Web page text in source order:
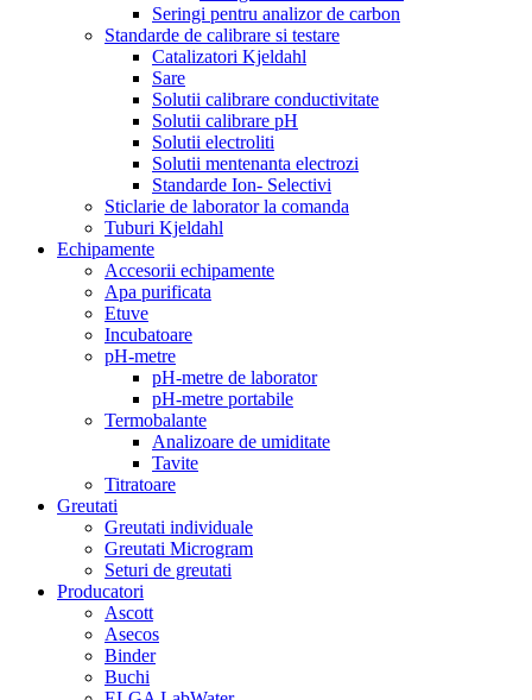
Seringi pentru analizor de carbon
Standarde de calibrare si testare
Catalizatori Kjeldahl
Sare
Solutii calibrare conductivitate
Solutii calibrare pH
Solutii electroliti
Solutii mentenanta electrozi
Standarde Ion- Selectivi
Sticlarie de laborator la comanda
Tuburi Kjeldahl
Echipamente
Accesorii echipamente
Apa purificata
Etuve
Incubatoare
pH-metre
pH-metre de laborator
pH-metre portabile
Termobalante
Analizoare de umiditate
Tavite
Titratoare
Greutati
Greutati individuale
Greutati Microgram
Seturi de greutati
Producatori
Ascott
Asecos
Binder
Buchi